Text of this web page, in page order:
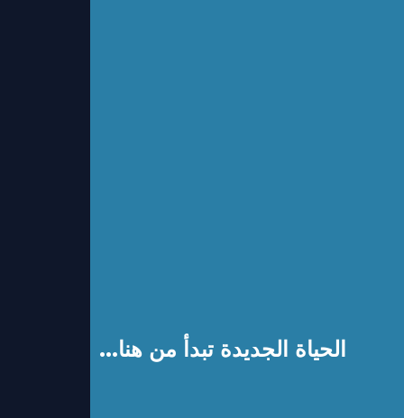
الحياة الجديدة تبدأ من هنا...